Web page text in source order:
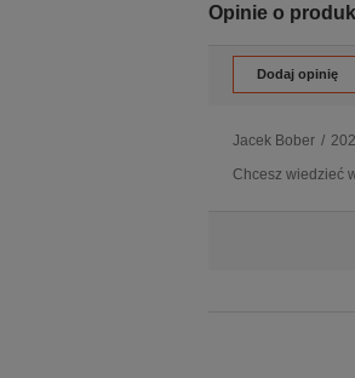
Opinie o
Dodaj opinię
Jacek Bober /
Chcesz wiedzieć